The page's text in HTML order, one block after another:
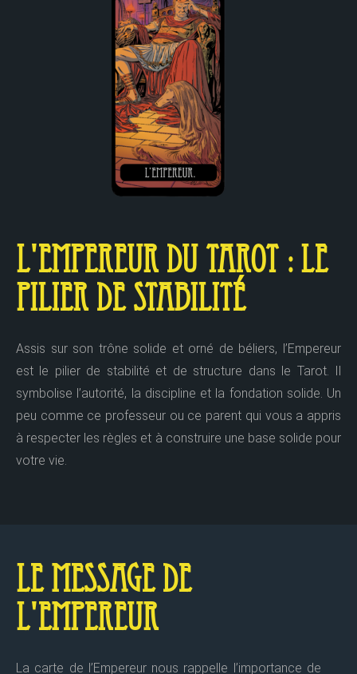
L'Empereur du Tarot : Le
Pilier de Stabilité
Assis sur son trône solide et orné de béliers, l’Empereur
est le pilier de stabilité et de structure dans le Tarot. Il
symbolise l’autorité, la discipline et la fondation solide. Un
peu comme ce professeur ou ce parent qui vous a appris
à respecter les règles et à construire une base solide pour
votre vie.
Le Message de
l'Empereur
La carte de l’Empereur nous rappelle l’importance de